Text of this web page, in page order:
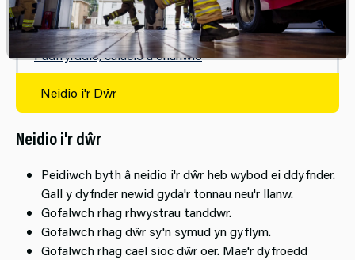
Nofio Dŵr Agored
Padlfyrddio, caiacio a chanŵio
Neidio i'r Dŵr
Neidio i'r dŵr
Peidiwch byth â neidio i'r dŵr heb wybod ei ddyfnder.
Gall y dyfnder newid gyda'r tonnau neu'r llanw.
Gofalwch rhag rhwystrau tanddwr.
Gofalwch rhag dŵr sy'n symud yn gyflym.
Gofalwch rhag cael sioc dŵr oer. Mae'r dyfroedd